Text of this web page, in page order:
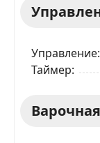
Управление
Таймер